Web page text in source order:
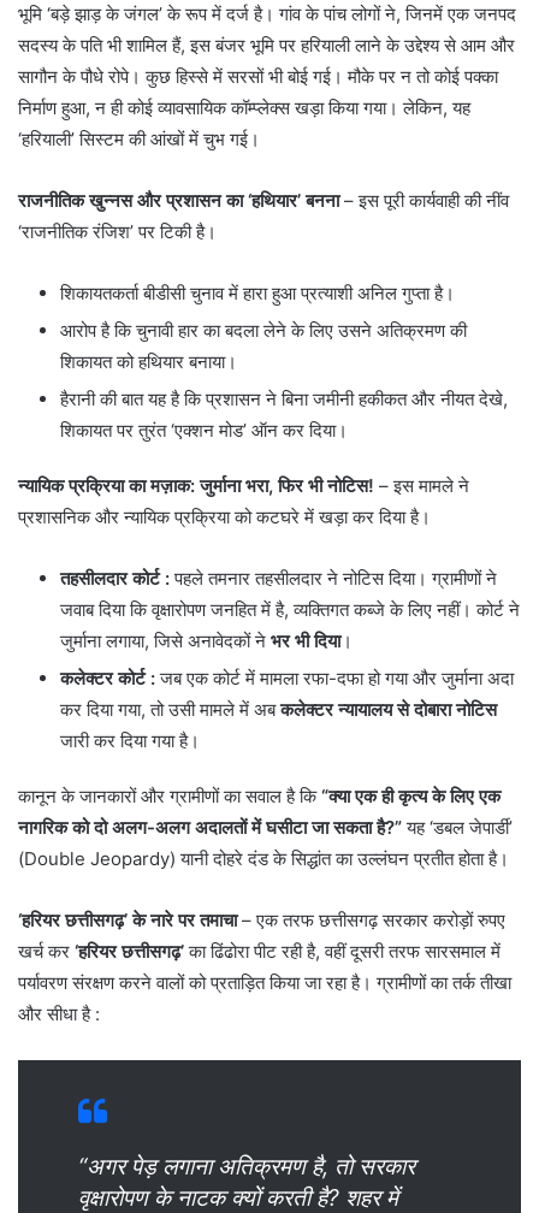
भूमि ‘बड़े झाड़ के जंगल’ के रूप में दर्ज है। गांव के पांच लोगों ने, जिनमें एक जनपद
सदस्य के पति भी शामिल हैं, इस बंजर भूमि पर हरियाली लाने के उद्देश्य से आम और
सागौन के पौधे रोपे। कुछ हिस्से में सरसों भी बोई गई। मौके पर न तो कोई पक्का
निर्माण हुआ, न ही कोई व्यावसायिक कॉम्प्लेक्स खड़ा किया गया। लेकिन, यह
‘हरियाली’ सिस्टम की आंखों में चुभ गई।
राजनीतिक खुन्नस और प्रशासन का ‘हथियार’ बनना– ​इस पूरी कार्यवाही की नींव
‘राजनीतिक रंजिश’ पर टिकी है।
शिकायतकर्ता बीडीसी चुनाव में हारा हुआ प्रत्याशी अनिल गुप्ता है।
​आरोप है कि चुनावी हार का बदला लेने के लिए उसने अतिक्रमण की
शिकायत को हथियार बनाया।
​हैरानी की बात यह है कि प्रशासन ने बिना जमीनी हकीकत और नीयत देखे,
शिकायत पर तुरंत ‘एक्शन मोड’ ऑन कर दिया।
न्यायिक प्रक्रिया का मज़ाक: जुर्माना भरा, फिर भी नोटिस! – इस मामले ने
प्रशासनिक और न्यायिक प्रक्रिया को कटघरे में खड़ा कर दिया है।
तहसीलदार कोर्ट :पहले तमनार तहसीलदार ने नोटिस दिया। ग्रामीणों ने
जवाब दिया कि वृक्षारोपण जनहित में है, व्यक्तिगत कब्जे के लिए नहीं। कोर्ट ने
जुर्माना लगाया, जिसे अनावेदकों ने भर भी दिया।
कलेक्टर कोर्ट :जब एक कोर्ट में मामला रफा-दफा हो गया और जुर्माना अदा
कर दिया गया, तो उसी मामले में अबकलेक्टर न्यायालय से दोबारा नोटिस
जारी कर दिया गया है।
​कानून के जानकारों और ग्रामीणों का सवाल है कि“क्या एक ही कृत्य के लिए एक
नागरिक को दो अलग-अलग अदालतों में घसीटा जा सकता है?”यह ‘डबल जेपार्डी’
(Double Jeopardy) यानी दोहरे दंड के सिद्धांत का उल्लंघन प्रतीत होता है।
‘हरियर छत्तीसगढ़’ के नारे पर तमाचा– एक तरफ छत्तीसगढ़ सरकार करोड़ों रुपए
खर्च कर ‘हरियर छत्तीसगढ़’का ढिंढोरा पीट रही है, वहीं दूसरी तरफ सारसमाल में
पर्यावरण संरक्षण करने वालों को प्रताड़ित किया जा रहा है। ग्रामीणों का तर्क तीखा
और सीधा है :
“अगर पेड़ लगाना अतिक्रमण है, तो सरकार
वृक्षारोपण के नाटक क्यों करती है? शहर में